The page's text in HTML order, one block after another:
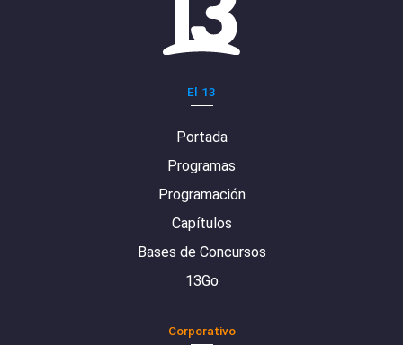
El 13
Portada
Programas
Programación
Capítulos
Bases de Concursos
13Go
Corporativo